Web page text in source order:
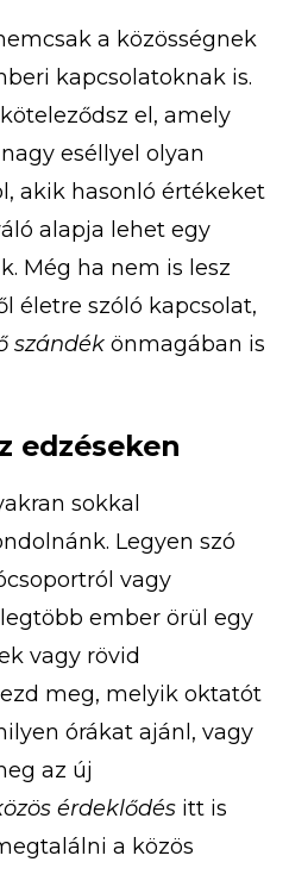
a közösségnek
kapcsolatoknak is.
el, amely
eséllyel olyan
akik hasonló értékeket
alapja lehet egy
Még ha nem is lesz
életre szóló kapcsolat,
szándék önmagában is
edzéseken
sokkal
Legyen szó
vagy
ember örül egy
vagy rövid
meg, melyik oktatót
órákat ajánl, vagy
az új
érdeklődés itt is
a közös